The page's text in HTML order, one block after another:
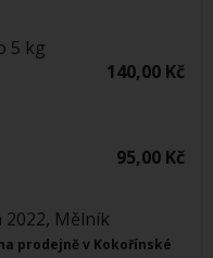
5 kg
140,00 Kč
95,00 Kč
Mělník
prodejně v Kokořínské